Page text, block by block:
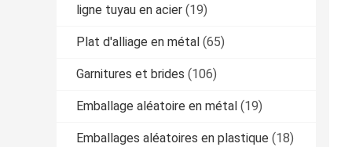
ligne tuyau en acier (19)
Plat d'alliage en métal (65)
Garnitures et brides (106)
Emballage aléatoire en métal (19)
Emballages aléatoires en plastique (18)